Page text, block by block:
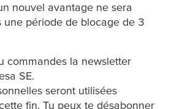
nouvel avantage ne sera
une période de blocage de 3
commandes la newsletter
SE.
seront utilisées
fin. Tu peux te désabonner